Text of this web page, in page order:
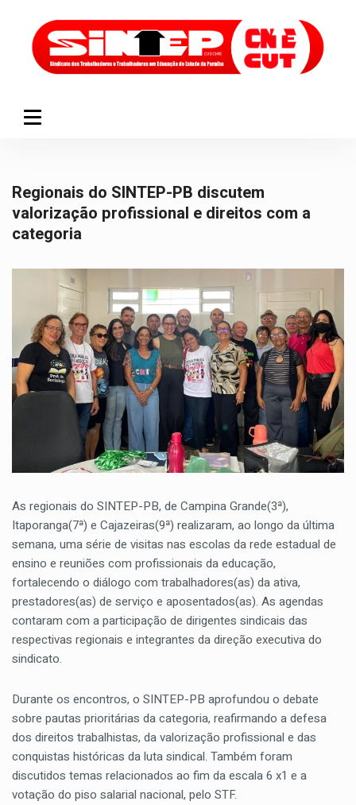
Regionais do SINTEP-PB discutem
valorização profissional e direitos com a
categoria
As regionais do SINTEP-PB, de Campina Grande(3ª),
Itaporanga(7ª) e Cajazeiras(9ª) realizaram, ao longo da última
semana, uma série de visitas nas escolas da rede estadual de
ensino e reuniões com profissionais da educação,
fortalecendo o diálogo com trabalhadores(as) da ativa,
prestadores(as) de serviço e aposentados(as). As agendas
contaram com a participação de dirigentes sindicais das
respectivas regionais e integrantes da direção executiva do
sindicato.
Durante os encontros, o SINTEP-PB aprofundou o debate
sobre pautas prioritárias da categoria, reafirmando a defesa
dos direitos trabalhistas, da valorização profissional e das
conquistas históricas da luta sindical. Também foram
discutidos temas relacionados ao fim da escala 6 x1 e a
votação do piso salarial nacional, pelo STF.